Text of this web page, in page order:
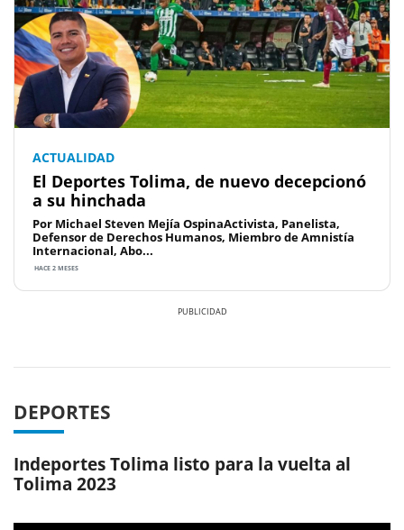
ACTUALIDAD
El Deportes Tolima, de nuevo decepcionó
a su hinchada
Por Michael Steven Mejía OspinaActivista, Panelista,
Defensor de Derechos Humanos, Miembro de Amnistía
Internacional, Abo...
HACE 2 MESES
DEPORTES
Indeportes Tolima listo para la vuelta al
Tolima 2023